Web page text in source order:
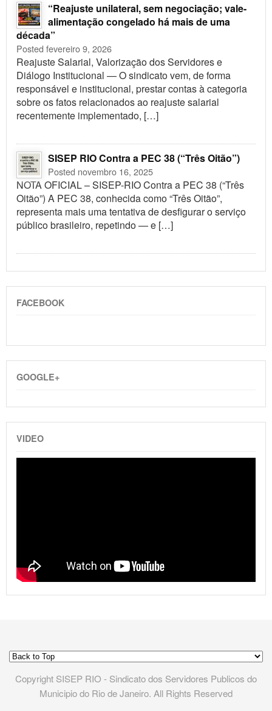
“Reajuste unilateral, sem negociação; vale-
alimentação congelado há mais de uma
década”
Posted fevereiro 9, 2026
Reajuste Salarial, Valorização dos Servidores e
Diálogo Institucional — O sindicato vem, de forma
responsável e institucional, prestar contas à categoria
sobre os fatos relacionados ao reajuste salarial
recentemente implementado, […]
SISEP RIO Contra a PEC 38 (“Três Oitão”)
Posted novembro 16, 2025
NOTA OFICIAL – SISEP-RIO Contra a PEC 38 (“Três
Oitão”) A PEC 38, conhecida como “Três Oitão”,
representa mais uma tentativa de desfigurar o serviço
público brasileiro, repetindo — e […]
FACEBOOK
GOOGLE+
VIDEO
Copyright SISEP RIO - Sindicato dos Servidores Publicos do
Municipio do Rio de Janeiro. All Rights Reserved